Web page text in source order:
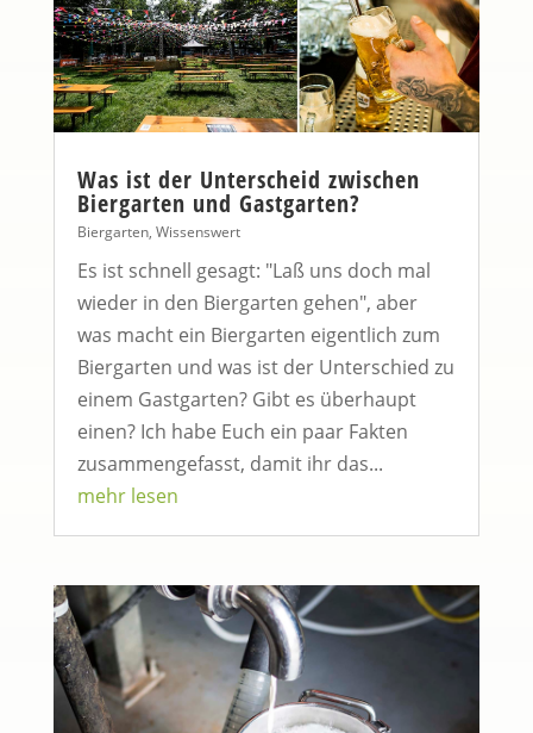
Was ist der Unterscheid zwischen
Biergarten und Gastgarten?
Biergarten, Wissenswert
Es ist schnell gesagt: "Laß uns doch mal
wieder in den Biergarten gehen", aber
was macht ein Biergarten eigentlich zum
Biergarten und was ist der Unterschied zu
einem Gastgarten? Gibt es überhaupt
einen? Ich habe Euch ein paar Fakten
zusammengefasst, damit ihr das...
mehr lesen